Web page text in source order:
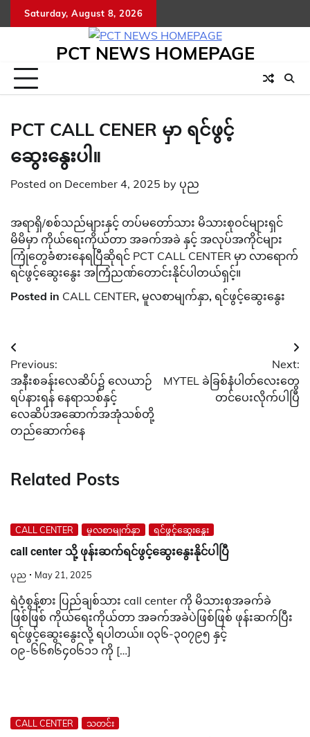
to
Saturday, August 8, 2026
PCT NEWS HOMEPAGE
PCT CALL CENER မှာ ရင်ဖွင့်
ဆွေးနွေးပါ။
Posted on December 4, 2025 by ပုည
အရာရှိ/စစ်သည်များနှင့် တပ်မတော်သား မိသားစုဝင်များရှင်
မိမိမှာ ကိုယ်ရေးကိုယ်တာ အခက်အခဲ နှင့် အလုပ်အကိုင်များ
ကြုံတွေခံစားနေရပြီဆိုရင် PCT CALL CENTER မှာ လာရောက်
ရင်ဖွင့်ဆွေးနွေး အကြံညဏ်တောင်းနိုင်ပါတယ်ရှင့်။
Posted in CALL CENTER, မူလစာမျက်နှာ, ရင်ဖွင့်ဆွေးနွေး
Post
navigation
Previous:
အနီးစခန်းလေဆိပ်၌ လေယာဉ်
ရပ်နားရန် နေရာသစ်နှင့်
လေဆိပ်အဆောက်အအုံသစ်တို့
တည်ဆောက်နေ
Next:
MYTEL ခဲခြစ်နံပါတ်လေးတွေ
တင်ပေးလိုက်ပါပြီ
Related Posts
CALL CENTER မူလစာမျက်နှာ ရင်ဖွင့်ဆွေးနွေး
call center သို့ ဖုန်းဆက်ရင်ဖွင့်ဆွေးနွေးနိုင်ပါပြီ
ပုည May 21, 2025
ရဲဝံ့စွန့်စား ပြည်ချစ်သား call center ကို မိသားစုအခက်ခဲ
ဖြစ်ဖြစ် ကိုယ်ရေးကိုယ်တာ အခက်အခဲပဲဖြစ်ဖြစ် ဖုန်းဆက်ပြီး
ရင်ဖွင့်ဆွေးနွေးလို့ ရပါတယ်။ ၀၃၆-၃၀၇၉၅ နှင့်
၀၉-၆၆၈၆၄၀၆၁၁ ကို […]
CALL CENTER သတင်း